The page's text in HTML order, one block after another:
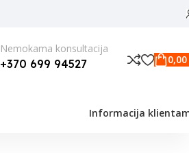
Nemokama konsultacija
+370 699 94527 0,00
Informacija